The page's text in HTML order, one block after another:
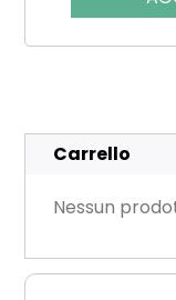
Carrello
Nessun